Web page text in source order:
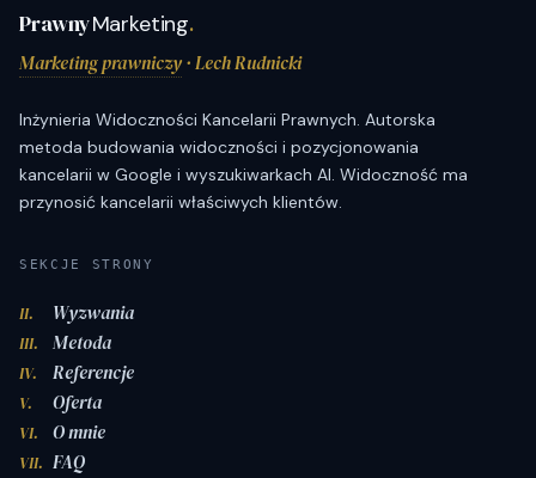
PrawnyMarketing.
Marketing prawniczy· Lech Rudnicki
Inżynieria Widoczności Kancelarii Prawnych. Autorska
metoda budowania widoczności i pozycjonowania
kancelarii w Google i wyszukiwarkach AI. Widoczność ma
przynosić kancelarii właściwych klientów.
SEKCJE STRONY
II. Wyzwania
III. Metoda
IV. Referencje
V. Oferta
VI. O mnie
VII. FAQ